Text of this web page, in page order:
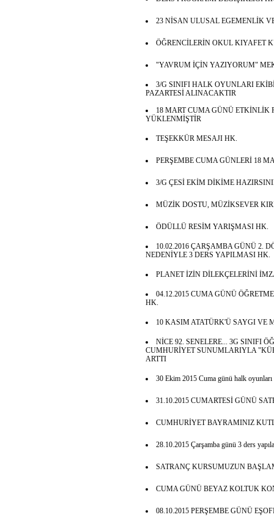
23 NİSAN ULUSAL EGEMENLİK
ÖĞRENCİLERİN OKUL KIYAFET
"YAVRUM İÇİN YAZIYORUM"
3/G SINIFI HALK OYUNLARI
PAZARTESİ ALINACAKTIR
18 MART CUMA GÜNÜ ETKİNLİK
YÜKLENMİŞTİR
TEŞEKKÜR MESAJI HK.
PERŞEMBE CUMA GÜNLERİ 18
3/G ÇESİ EKİM DİKİME
MÜZİK DOSTU, MÜZİKSEVER
ÖDÜLLÜ RESİM YARIŞMASI HK.
10.02.2016 ÇARŞAMBA GÜNÜ 2.
NEDENİYLE 3 DERS YAPILMASI HK.
PLANET İZİN DİLEKÇELERİNİ
04.12.2015 CUMA GÜNÜ
HK.
10 KASIM ATATÜRK'Ü SAYGI VE
NİCE 92. SENELERE... 3G SINIFI
CUMHURİYET SUNUMLARIYLA
ARTTI
30 Ekim 2015 Cuma günü halk oyunları
31.10.2015 CUMARTESİ GÜNÜ
CUMHURİYET BAYRAMINIZ
28.10.2015 Çarşamba günü 3 ders
SATRANÇ KURSUMUZUN
CUMA GÜNÜ BEYAZ KOLTUK
08.10.2015 PERŞEMBE GÜNÜ